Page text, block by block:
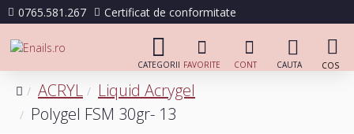
0765.581.267 Certificat de conformitate
ACRYL
Liquid Acrygel
Polygel FSM 30gr- 13